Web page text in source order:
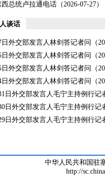
总统卢拉通电话（2026-07-27）
谈话
日外交部发言人林剑答记者问 （
日外交部发言人林剑答记者问 （
日外交部发言人林剑答记者问 （
日外交部发言人林剑答记者问 （
日外交部发言人毛宁主持例行记
日外交部发言人毛宁主持例行记
日外交部发言人毛宁主持例行记
中华人民共和国驻
http://